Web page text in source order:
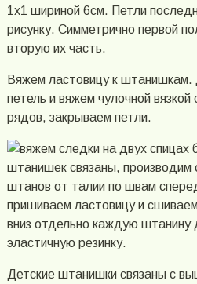
1х1 шириной 6см. Петли
рисунку. Симметрично первой
вторую их часть.
Вяжем ластовицу к штанишкам.
петель и вяжем чулочной
рядов, закрываем петли.
штанишек связаны,
штанов от талии по швам
пришиваем ластовицу и
вниз отдельно каждую штанину
эластичную резинку.
Детские штанишки связаны с